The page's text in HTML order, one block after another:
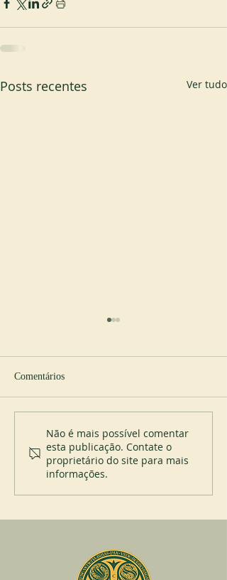
Posts recentes Ver tudo
Cursos de liturgia
Comentários
Não é mais possível comentar
esta publicação. Contate o
proprietário do site para mais
informações.